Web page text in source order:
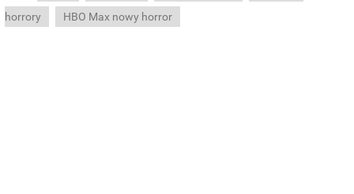
horrory
HBO Max nowy horror